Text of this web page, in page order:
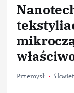
Przemysł 5